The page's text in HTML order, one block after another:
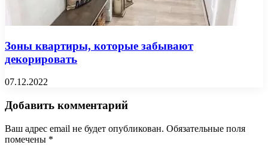
Зоны квартиры, которые забывают
декорировать
07.12.2022
Добавить комментарий
Ваш адрес email не будет опубликован. Обязательные поля
помечены *